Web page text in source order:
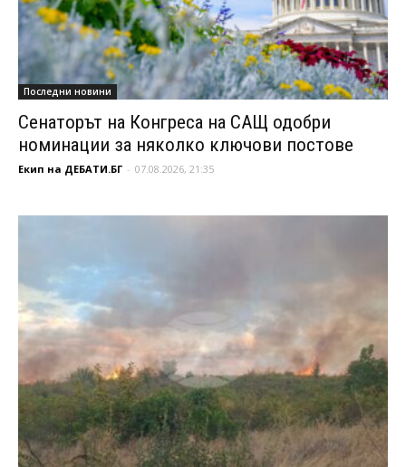
Последни новини
Сенаторът на Конгреса на САЩ одобри
номинации за няколко ключови постове
Екип на ДЕБАТИ.БГ - 07.08.2026, 21:35